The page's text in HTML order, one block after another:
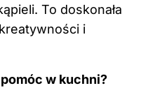
To doskonała
i
w kuchni?